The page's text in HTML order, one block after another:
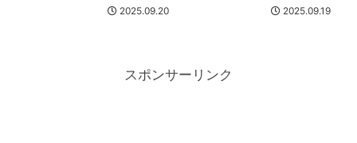
2025.09.20 2025.09.19
スポンサーリンク